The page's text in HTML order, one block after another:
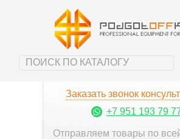
Заказать звонок
+7 951 193 79
Отправляем товары по